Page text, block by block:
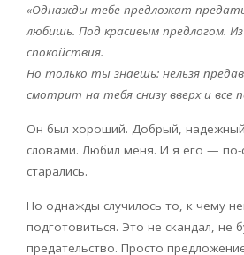
«Однажды тебе предложат
любишь. Под красивым предлогом.
спокойствия.
Но только ты знаешь: нельзя
смотрит на тебя снизу вверх и все
Он был хороший. Добрый,
словами. Любил меня. И я его —
старались.
Но однажды случилось то, к чему
подготовиться. Это не скандал, не
предательство. Просто